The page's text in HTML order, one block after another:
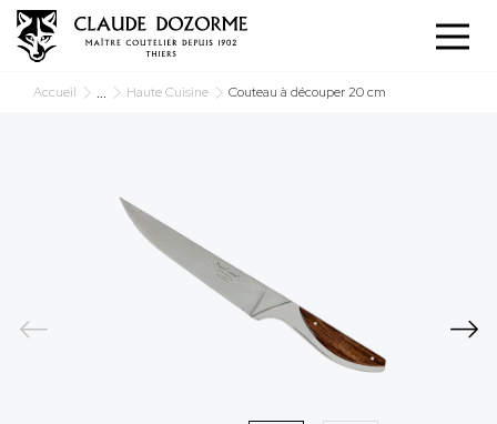
Accueil ... Haute Cuisine Couteau à découper 20 cm
Panneau de gestion des cookies